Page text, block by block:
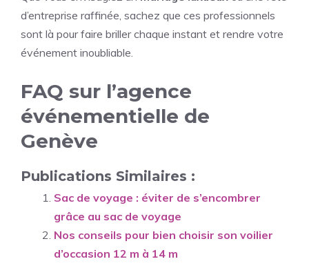
d’entreprise raffinée, sachez que ces professionnels
sont là pour faire briller chaque instant et rendre votre
événement inoubliable.
FAQ sur l’agence
événementielle de
Genève
Publications Similaires :
Sac de voyage : éviter de s’encombrer
grâce au sac de voyage
Nos conseils pour bien choisir son voilier
d’occasion 12 m à 14 m